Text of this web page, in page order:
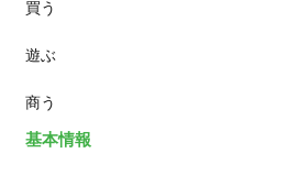
ランチ
カフェ
買う
遊ぶ
商う
基本情報